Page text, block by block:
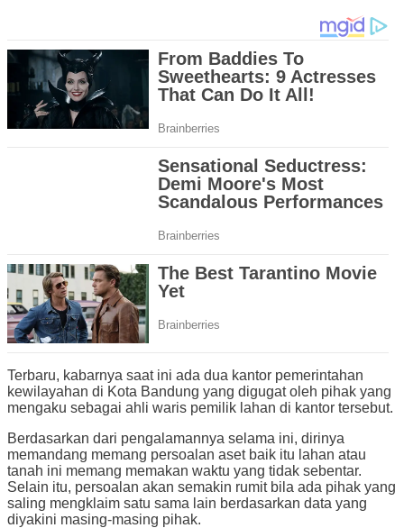
Terbaru, kabarnya saat ini ada dua kantor pemerintahan
kewilayahan di Kota Bandung yang digugat oleh pihak yang
mengaku sebagai ahli waris pemilik lahan di kantor tersebut.
Berdasarkan dari pengalamannya selama ini, dirinya
memandang memang persoalan aset baik itu lahan atau
tanah ini memang memakan waktu yang tidak sebentar.
Selain itu, persoalan akan semakin rumit bila ada pihak yang
saling mengklaim satu sama lain berdasarkan data yang
diyakini masing-masing pihak.